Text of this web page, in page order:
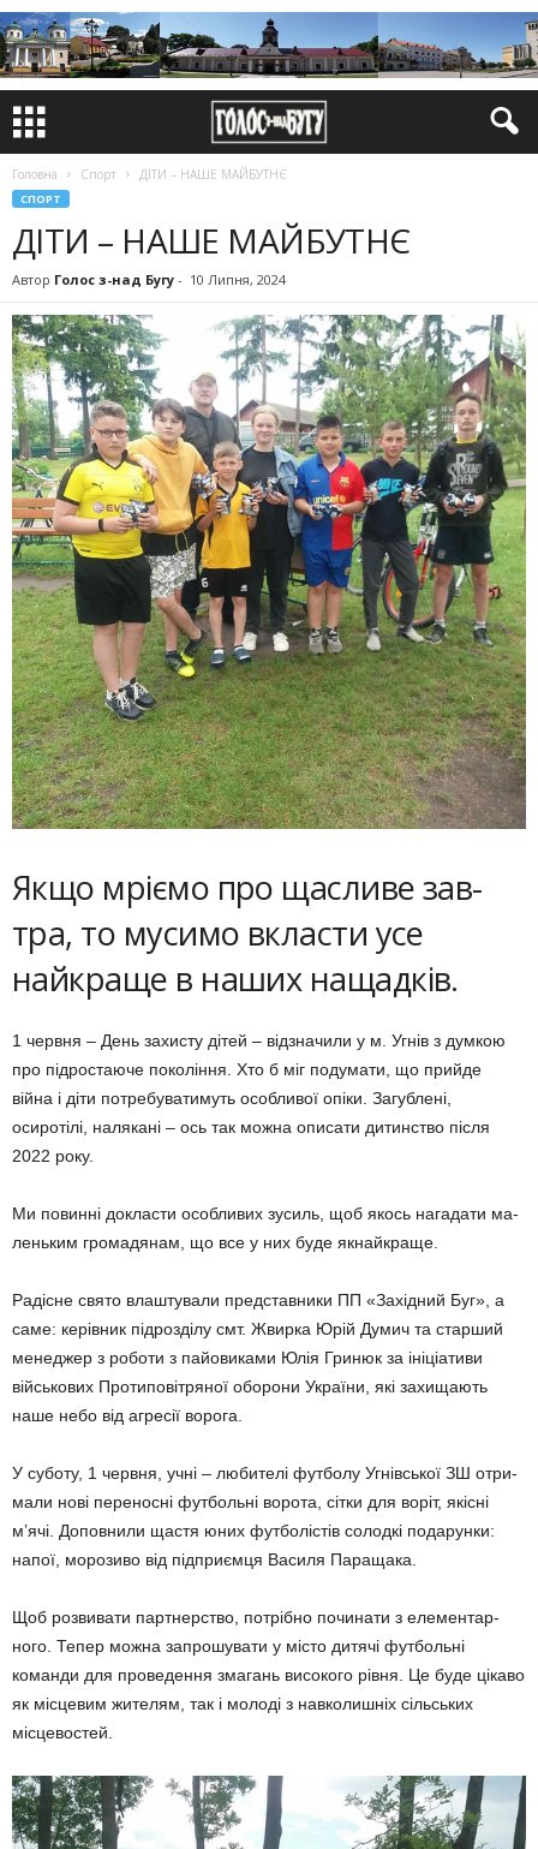
Головна Спорт ДІТИ – НАШЕ МАЙБУТНЄ
СПОРТ
ДІТИ – НАШЕ МАЙБУТНЄ
Автор Голос з-над Бугу - 10 Липня, 2024
Якщо мріємо про щасливе зав­
тра, то мусимо вкласти усе
найкра­ще в наших нащадків.
1 червня – День захисту дітей – відзначили у м. Угнів з думкою
про підростаюче покоління. Хто б міг подумати, що прийде
війна і діти потребуватимуть особливої опіки. Загублені,
осиротілі, налякані – ось так можна описати дитинство після
2022 року.
Ми повинні докласти особливих зусиль, щоб якось нагадати ма­
леньким громадянам, що все у них буде якнайкраще.
Радісне свято влаштували представники ПП «Західний Буг», а
саме: керівник підрозділу смт. Жвирка Юрій Думич та стар­ший
менеджер з роботи з пайови­ками Юлія Гринюк за ініціативи
військових Протиповітряної оборо­ни України, які захищають
наше небо від агресії ворога.
У суботу, 1 червня, учні – люби­телі футболу Угнівської ЗШ отри­
мали нові переносні футбольні ворота, сітки для воріт, якісні
м’ячі. Доповнили щастя юних футболістів солодкі подарунки:
напої, морозиво від підприємця Василя Паращака.
Щоб розвивати партнерство, потрібно починати з елементар­
ного. Тепер можна запрошувати у місто дитячі футбольні
команди для проведення змагань високого рівня. Це буде цікаво
як місцевим жителям, так і молоді з навколишніх сільських
місцевостей.